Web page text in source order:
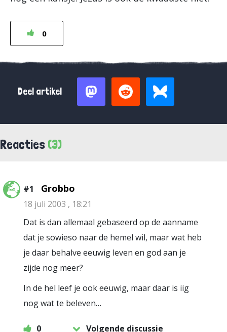
0
Deel artikel
Reacties (3)
#1 Grobbo
18 juli 2003 , 18:21
Dat is dan allemaal gebaseerd op de aanname
dat je sowieso naar de hemel wil, maar wat heb
je daar behalve eeuwig leven en god aan je
zijde nog meer?
In de hel leef je ook eeuwig, maar daar is iig
nog wat te beleven…
0 Volgende discussie